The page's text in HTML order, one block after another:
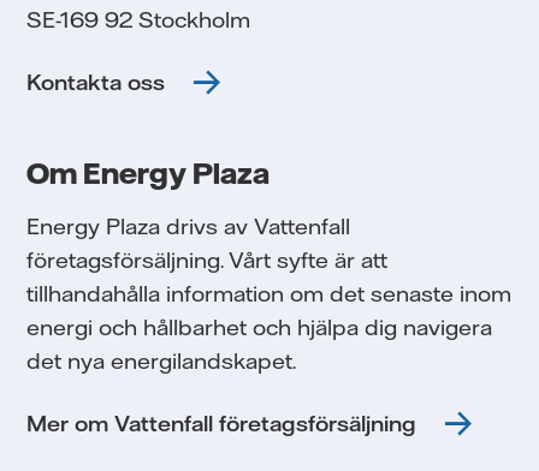
SE-169 92 Stockholm
Kontakta oss
Om Energy Plaza
Energy Plaza drivs av Vattenfall
företagsförsäljning. Vårt syfte är att
tillhandahålla information om det senaste inom
energi och hållbarhet och hjälpa dig navigera
det nya energilandskapet.
Mer om Vattenfall företagsförsäljning